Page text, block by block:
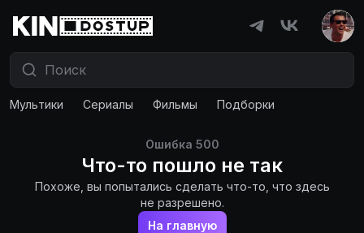
Мультики Сериалы Фильмы Подборки
Ошибка 500
Что-то пошло не так
Похоже, вы попытались сделать что-то, что здесь
не разрешено.
На главную